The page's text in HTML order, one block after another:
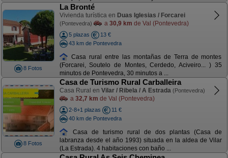
8 Fotos
La Bronté
Vivienda turística en Duas Iglesias / Forcarei
(Pontevedra) a 30,9 km de Val (Pontevedra)
5 plazas
13 €
43 km de Pontevedra
Casa rural entre las montañas de Terra de montes
(Forcarei, Soutelo de Montes, Cerdedo, Aciveiro... ) 35
minutos de Pontevedra, 30 minutos a ...
8 Fotos
Casa de Turismo Rural Carballeira
Casa Rural en Vilar / Ribela / A Estrada (Pontevedra)
a 32,7 km de Val (Pontevedra)
2-8+1 plazas
11 €
40 km de Pontevedra
Casa de turismo rural de dos plantas (Casa de
labranza desde el año 1993) situada en la aldea de Vilar
(La Estrada). 4 habitaciones con baño ...